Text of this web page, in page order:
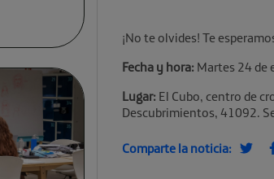
¡No te olvides! Te
Fecha y hora: Martes 24 de
Lugar: El Cubo, centro de
Descubrimientos, 41092.
Comparte la noticia: